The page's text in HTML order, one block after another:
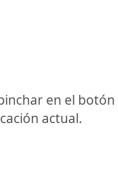
en el botón
actual.